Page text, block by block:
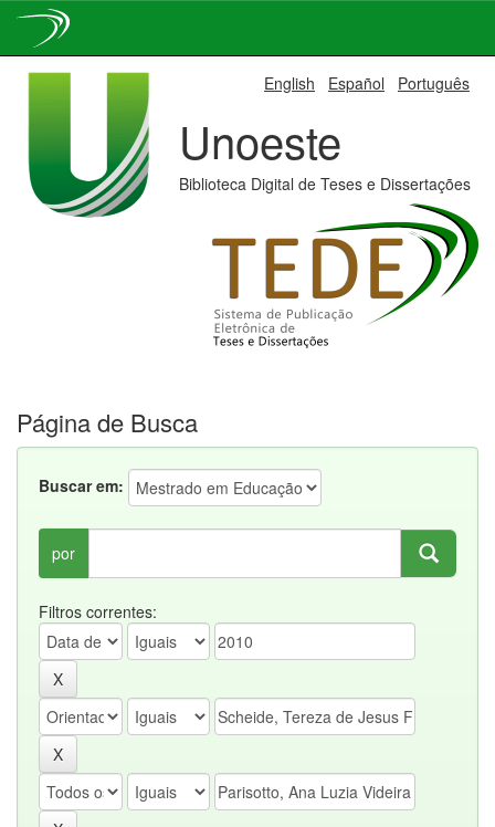
English Español Português
Unoeste
Biblioteca Digital de Teses e Dissertações
Página de Busca
Buscar em:
por
Filtros correntes: